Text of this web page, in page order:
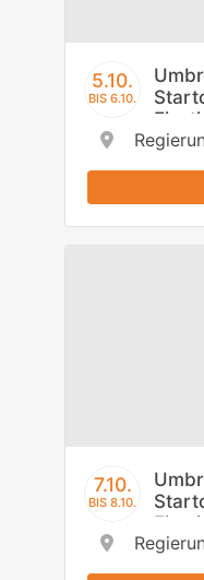
5.10.
BIS 6.10.
7.10.
BIS 8.10.